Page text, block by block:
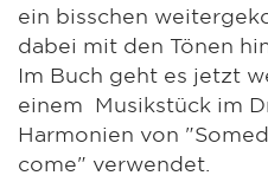
ein bisschen
dabei mit den Tönen
Im Buch geht es jetzt
einem Musikstück im
Harmonien von
come" verwendet.